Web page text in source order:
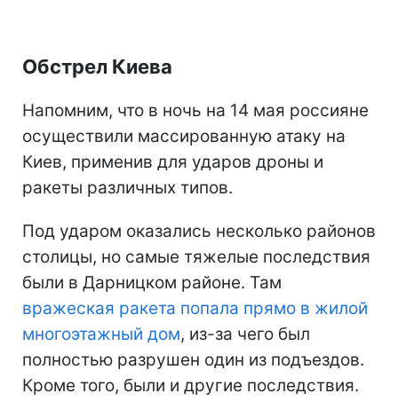
Обстрел Киева
Напомним, что в ночь на 14 мая россияне
осуществили массированную атаку на
Киев, применив для ударов дроны и
ракеты различных типов.
Под ударом оказались несколько районов
столицы, но самые тяжелые последствия
были в Дарницком районе. Там
вражеская ракета попала прямо в жилой
многоэтажный дом, из-за чего был
полностью разрушен один из подъездов.
Кроме того, были и другие последствия.